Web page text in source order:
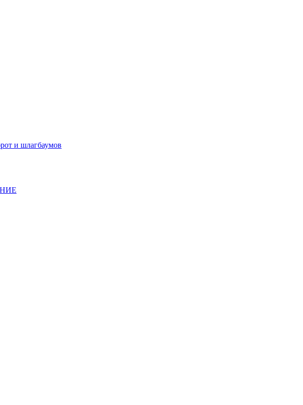
и шлагбаумов